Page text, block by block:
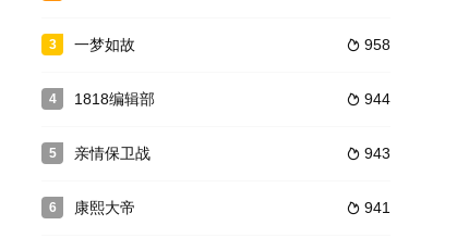
脱颖而出，却暗中与张福海的对手章
3  958
一梦如故
4  944
1818编辑部
5  943
亲情保卫战
6  941
康熙大帝